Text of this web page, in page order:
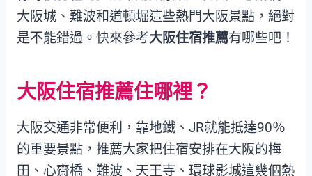
大阪城、難波和道頓堀這些熱門大阪景點，絕對
是不能錯過。快來參考大阪住宿推薦有哪些吧！
大阪住宿推薦住哪裡？
大阪交通非常便利，靠地鐵、JR就能抵達90％
的重要景點，推薦大家把住宿安排在大阪的梅
田、心齋橋、難波、天王寺、環球影城這幾個熱